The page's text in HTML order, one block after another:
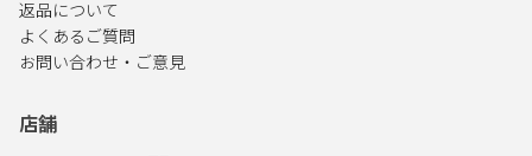
返品について
よくあるご質問
お問い合わせ・ご意見
店舗